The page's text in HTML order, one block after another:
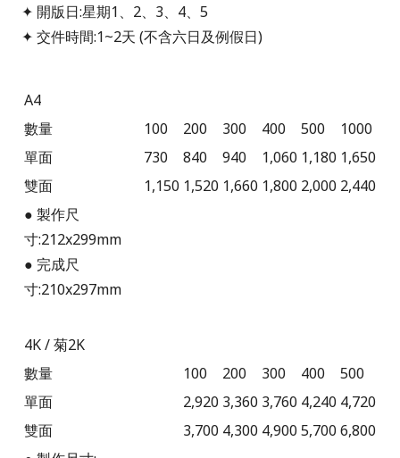
✦ 開版日:星期1、2、3、4、5
✦ 交件時間:1~2天 (不含六日及例假日)
A4
數量
100 200 300 400 500
1000
單面
730 840 940 1,060 1,180 1,650
雙面
1,150 1,520 1,660 1,800 2,000 2,440
● 製作尺
寸:212x299mm
● 完成尺
寸:210x297mm
4K /菊2K
數量
100 200 300 400
500
單面
2,920 3,360 3,760 4,240 4,720
雙面
3,700 4,300 4,900 5,700 6,800